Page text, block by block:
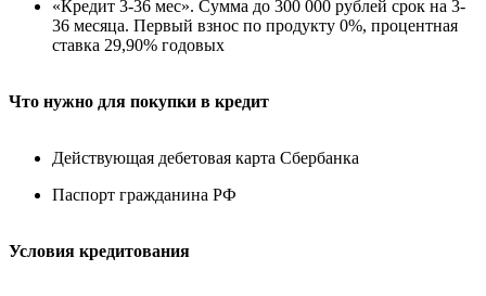
«Кредит 3-36 мес». Сумма до 300 000 рублей срок на 3-
36 месяца. Первый взнос по продукту 0%, процентная
ставка 29,90% годовых
Что нужно для покупки в кредит
Действующая дебетовая карта Сбербанка
Паспорт гражданина РФ
Условия кредитования